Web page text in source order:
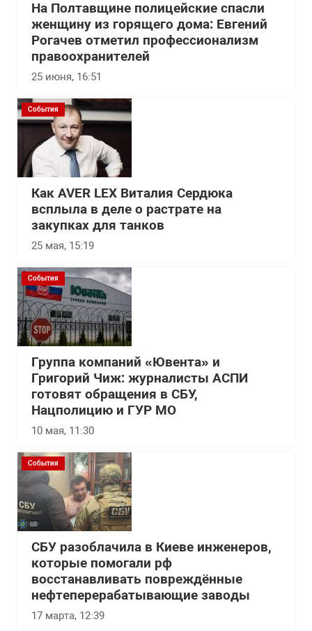
На Полтавщине полицейские спасли
женщину из горящего дома: Евгений
Рогачев отметил профессионализм
правоохранителей
25 июня, 16:51
События
Как AVER LEX Виталия Сердюка
всплыла в деле о растрате на
закупках для танков
25 мая, 15:19
События
Группа компаний «Ювента» и
Григорий Чиж: журналисты АСПИ
готовят обращения в СБУ,
Нацполицию и ГУР МО
10 мая, 11:30
События
СБУ разоблачила в Киеве инженеров,
которые помогали рф
восстанавливать повреждённые
нефтеперерабатывающие заводы
17 марта, 12:39